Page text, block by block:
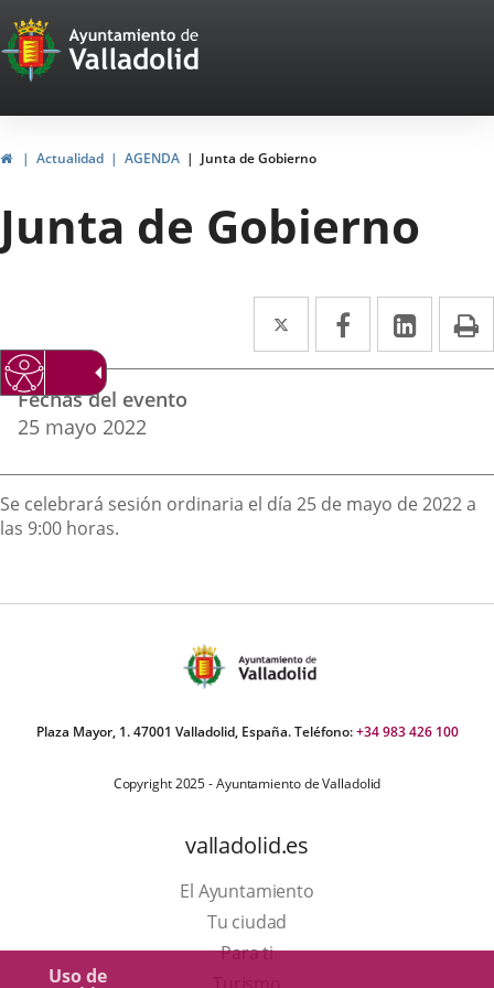
Uso de
Portal
Web
del
Ayuntamiento
de
Valladolid
InicioActualidad AGENDA Junta de Gobierno
Junta de Gobierno
Twitter
Enlace
a
externa.
Facebook
Enlace
a
externa.
Enlace
a
Datos
del
evento
Fechas del evento
25 mayo 2022
Descripción
Se celebrará sesión ordinaria el día 25 de mayo de 2022 a
las 9:00 horas.
Plaza Mayor, 1. 47001 Valladolid, España. Teléfono:+34 983 426 100
Copyright 2025 - Ayuntamiento de Valladolid
valladolid.es
El Ayuntamiento
Tu ciudad
Para ti